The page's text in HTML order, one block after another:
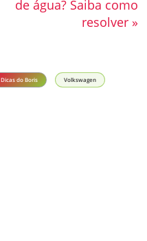
de água? Saiba como
resolver »
Dicas do Boris Volkswagen